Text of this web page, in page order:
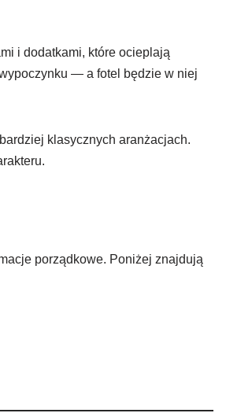
i dodatkami, które ocieplają
— a fotel będzie w niej
klasycznych aranżacjach.
porządkowe. Poniżej znajdują